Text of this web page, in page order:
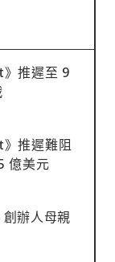
推遲至 9
推遲難阻
億美元
辦人母親